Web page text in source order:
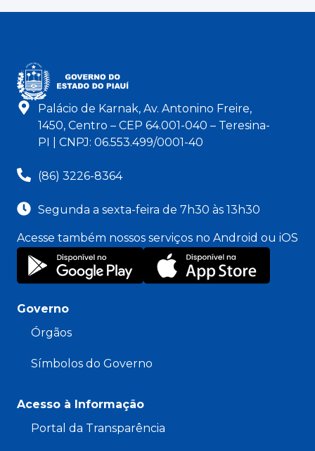
Palácio de Karnak, Av. Antonino Freire,
1450, Centro – CEP 64.001-040 – Teresina-
PI | CNPJ: 06.553.499/0001-40
(86) 3226-8364
Segunda a sexta-feira de 7h30 às 13h30
Acesse também nossos serviços no Android ou iOS
Governo
Órgãos
Símbolos do Governo
Acesso à Informação
Portal da Transparência